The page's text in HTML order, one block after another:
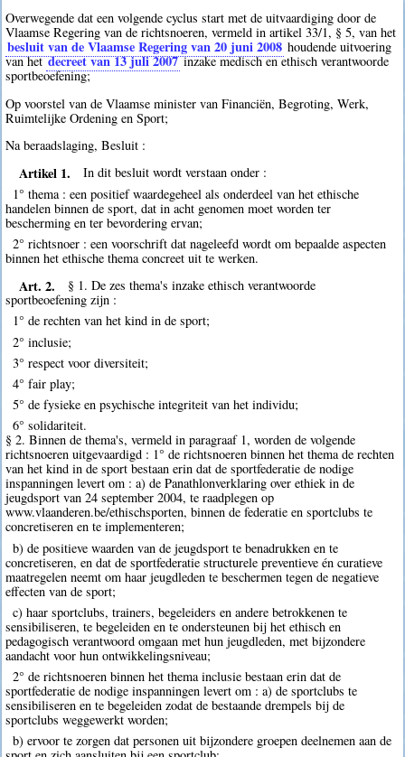
Overwegende dat een volgende cyclus start met de uitvaardiging door de
Vlaamse Regering van de richtsnoeren, vermeld in artikel 33/1, § 5, van het
besluit van de Vlaamse Regering van 20 juni 2008 houdende uitvoering
van hetdecreet van 13 juli 2007inzake medisch en ethisch verantwoorde
sportbeoefening;
Op voorstel van de Vlaamse minister van Financiën, Begroting, Werk,
Ruimtelijke Ordening en Sport;
Na beraadslaging, Besluit :
Artikel 1.
In dit besluit wordt verstaan onder :
1° thema : een positief waardegeheel als onderdeel van het ethische
handelen binnen de sport, dat in acht genomen moet worden ter
bescherming en ter bevordering ervan;
2° richtsnoer : een voorschrift dat nageleefd wordt om bepaalde aspecten
binnen het ethische thema concreet uit te werken.
Art. 2.
§ 1. De zes thema's inzake ethisch verantwoorde
sportbeoefening zijn :
1° de rechten van het kind in de sport;
2° inclusie;
3° respect voor diversiteit;
4° fair play;
5° de fysieke en psychische integriteit van het individu;
6° solidariteit.
§ 2. Binnen de thema's, vermeld in paragraaf 1, worden de volgende
richtsnoeren uitgevaardigd : 1° de richtsnoeren binnen het thema de rechten
van het kind in de sport bestaan erin dat de sportfederatie de nodige
inspanningen levert om : a) de Panathlonverklaring over ethiek in de
jeugdsport van 24 september 2004, te raadplegen op
www.vlaanderen.be/ethischsporten, binnen de federatie en sportclubs te
concretiseren en te implementeren;
b) de positieve waarden van de jeugdsport te benadrukken en te
concretiseren, en dat de sportfederatie structurele preventieve én curatieve
maatregelen neemt om haar jeugdleden te beschermen tegen de negatieve
effecten van de sport;
c) haar sportclubs, trainers, begeleiders en andere betrokkenen te
sensibiliseren, te begeleiden en te ondersteunen bij het ethisch en
pedagogisch verantwoord omgaan met hun jeugdleden, met bijzondere
aandacht voor hun ontwikkelingsniveau;
2° de richtsnoeren binnen het thema inclusie bestaan erin dat de
sportfederatie de nodige inspanningen levert om : a) de sportclubs te
sensibiliseren en te begeleiden zodat de bestaande drempels bij de
sportclubs weggewerkt worden;
b) ervoor te zorgen dat personen uit bijzondere groepen deelnemen aan de